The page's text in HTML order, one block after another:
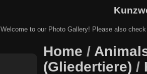
Welcome to our Photo Gallery! Please also
Home /
(Gliedertiere) /